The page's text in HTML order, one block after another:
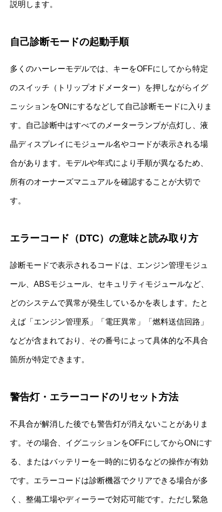
説明します。
自己診断モードの起動手順
多くのハーレーモデルでは、キーをOFFにしてから特定
のスイッチ（トリップオドメーター）を押しながらイグ
ニッションをONにするなどして自己診断モードに入りま
す。自己診断中はすべてのメーターランプが点灯し、液
晶ディスプレイにモジュール名やコードが表示される場
合があります。モデルや年式により手順が異なるため、
所有のオーナーズマニュアルを確認することが大切で
す。
エラーコード（DTC）の意味と読み取り方
診断モードで表示されるコードは、エンジン管理モジュ
ール、ABSモジュール、セキュリティモジュールなど、
どのシステムで異常が発生しているかを表します。たと
えば「エンジン管理系」「電圧異常」「燃料送信回路」
などが含まれており、その番号によって具体的な不具合
箇所が特定できます。
警告灯・エラーコードのリセット方法
不具合が解消した後でも警告灯が消えないことがありま
す。その場合、イグニッションをOFFにしてからONにす
る、またはバッテリーを一時的に切るなどの操作が有効
です。エラーコードは診断機器でクリアできる場合が多
く、整備工場やディーラーで対応可能です。ただし緊急